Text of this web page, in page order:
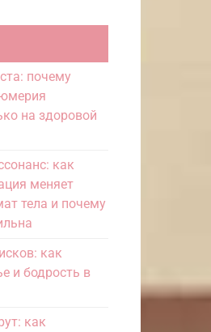
почему
на здоровой
как
меняет
тела и почему
как
и бодрость в
как